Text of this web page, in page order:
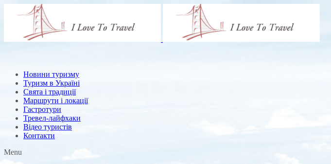
Новини туризму
Туризм в Україні
Свята і традиції
Маршрути і локації
Гастротури
Тревел-лайфхаки
Відео туристів
Контакти
Menu